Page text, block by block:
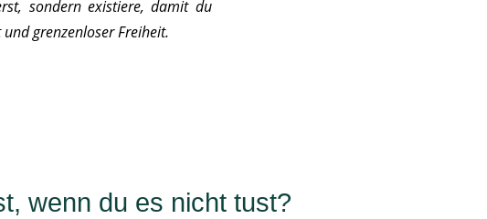
sondern existiere, damit du
grenzenloser Freiheit.
wenn du es nicht tust?